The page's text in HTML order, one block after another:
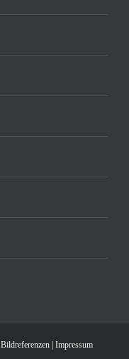
Bildreferenzen| Impressum